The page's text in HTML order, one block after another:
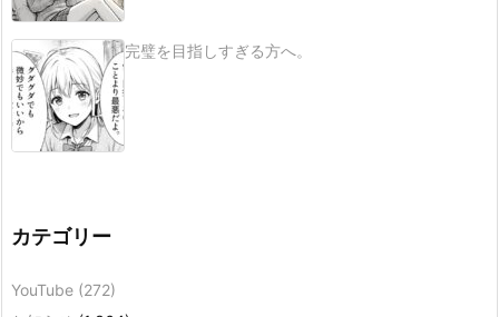
完璧を目指しすぎる方へ。
カテゴリー
YouTube (272)